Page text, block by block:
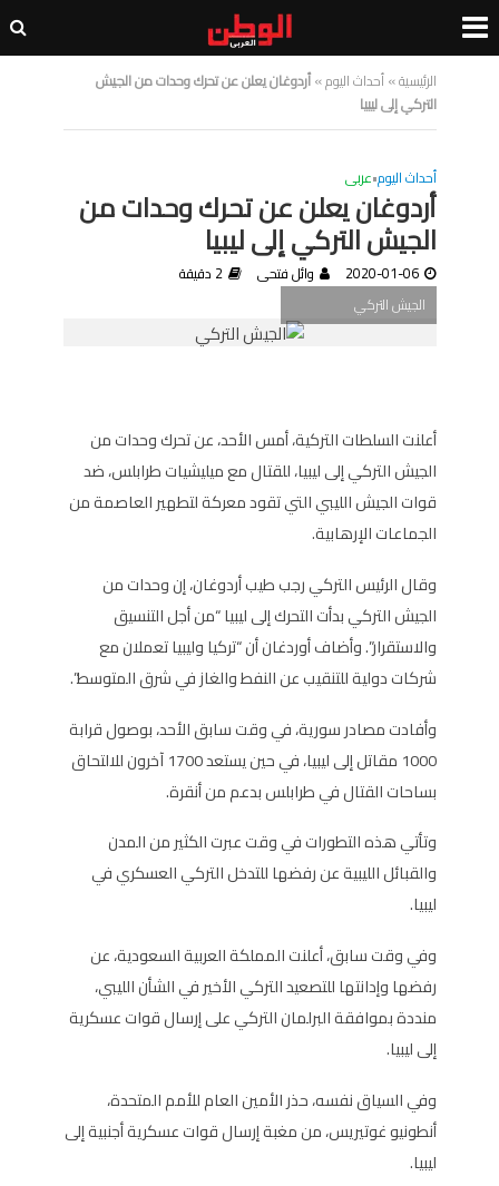
الرئيسية»أحداث اليوم»أردوغان يعلن عن تحرك وحدات من الجيش
التركي إلى ليبيا
أحداث اليوم•عربى
أردوغان يعلن عن تحرك وحدات من
الجيش التركي إلى ليبيا
2020-01-06 وائل فتحى
2 دقيقة
الجيش التركي
أعلنت السلطات التركية، أمس الأحد، عن تحرك وحدات من
الجيش التركي إلى ليبيا، للقتال مع ميليشيات طرابلس، ضد
قوات الجيش الليبي التي تقود معركة لتطهير العاصمة من
الجماعات الإرهابية.
وقال الرئيس التركي رجب طيب أردوغان، إن وحدات من
الجيش التركي بدأت التحرك إلى ليبيا “من أجل التنسيق
والاستقرار”. وأضاف أوردغان أن “تركيا وليبيا تعملان مع
شركات دولية للتنقيب عن النفط والغاز في شرق المتوسط”.
وأفادت مصادر سورية، في وقت سابق الأحد، بوصول قرابة
1000 مقاتل إلى ليبيا، في حين يستعد 1700 آخرون للالتحاق
بساحات القتال في طرابلس بدعم من أنقرة.
وتأتي هذه التطورات في وقت عبرت الكثير من المدن
والقبائل الليبية عن رفضها للتدخل التركي العسكري في
ليبيا.
وفي وقت سابق، أعلنت المملكة العربية السعودية، عن
رفضها وإدانتها للتصعيد التركي الأخير في الشأن الليبي،
منددة بموافقة البرلمان التركي على إرسال قوات عسكرية
إلى ليبيا.
وفي السياق نفسه، حذر الأمين العام للأمم المتحدة،
أنطونيو غوتيريس، من مغبة إرسال قوات عسكرية أجنبية إلى
ليبيا.